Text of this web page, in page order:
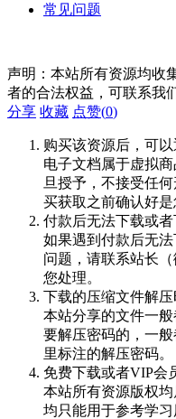
常见问题
声明：本站所有资源均收
者的合法权益，可联系我
分享 收藏 点赞(0)
购买该资源后，可以
电子文档属于虚拟
旦授予，不接受任
买获取之前确认好是
付款后无法下载或
如果遇到付款后无
问题，请联系站长
您处理。
下载的压缩文件解
本站分享的文件一
要解压密码的，一
里标注的解压密码。
免费下载或者VIP会
本站所有资源版权
均只能用于参考学习